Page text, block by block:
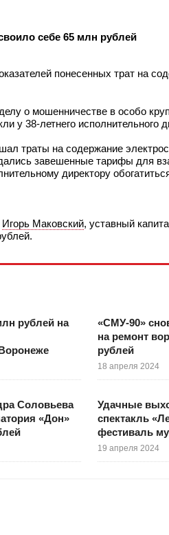
себе 65 млн рублей
понесенных трат на
о мошенничестве в особо
у 38-летнего исполнительного
траты на содержание
завешенные тарифы для
директору
Игорь Маковский, уставный
рублей на
«СМУ-90»
на ремонт
рублей
18 апреля 2024
Соловьева
«Дон»
Удачные
спектакль
фестиваль
19 апреля 2024